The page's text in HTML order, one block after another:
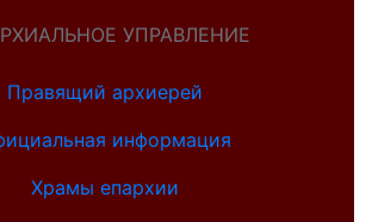
УПРАВЛЕНИЕ
Правящий архиерей
информация
Храмы епархии